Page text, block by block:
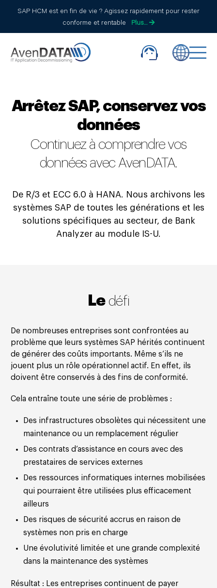
SAP HCM est en fin de vie ? Agissez rapidement pour rester
conforme et rentable
Plus…
Arrêtez SAP, conservez vos
données
Continuez à comprendre vos
données avec AvenDATA.
De R/3 et ECC 6.0 à HANA. Nous archivons les
systèmes SAP de toutes les générations et les
solutions spécifiques au secteur, de Bank
Analyzer au module IS-U.
Le défi
De nombreuses entreprises sont confrontées au
problème que leurs systèmes SAP hérités continuent
de générer des coûts importants. Même s’ils ne
jouent plus un rôle opérationnel actif. En effet, ils
doivent être conservés à des fins de conformité.
Cela entraîne toute une série de problèmes :
Des infrastructures obsolètes qui nécessitent une
maintenance ou un remplacement régulier
Des contrats d’assistance en cours avec des
prestataires de services externes
Des ressources informatiques internes mobilisées
qui pourraient être utilisées plus efficacement
ailleurs
Des risques de sécurité accrus en raison de
systèmes non pris en charge
Une évolutivité limitée et une grande complexité
dans la maintenance des systèmes
Résultat : Les entreprises continuent de payer